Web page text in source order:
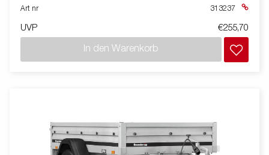
Art nr 313237
UVP €255,70
In den Warenkorb